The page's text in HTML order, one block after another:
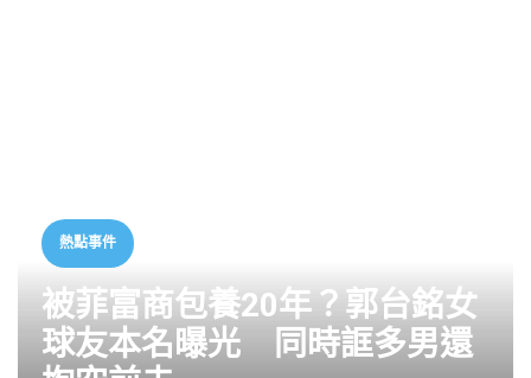
熱點事件
被菲富商包養20年？郭台銘女
球友本名曝光 同時誆多男還